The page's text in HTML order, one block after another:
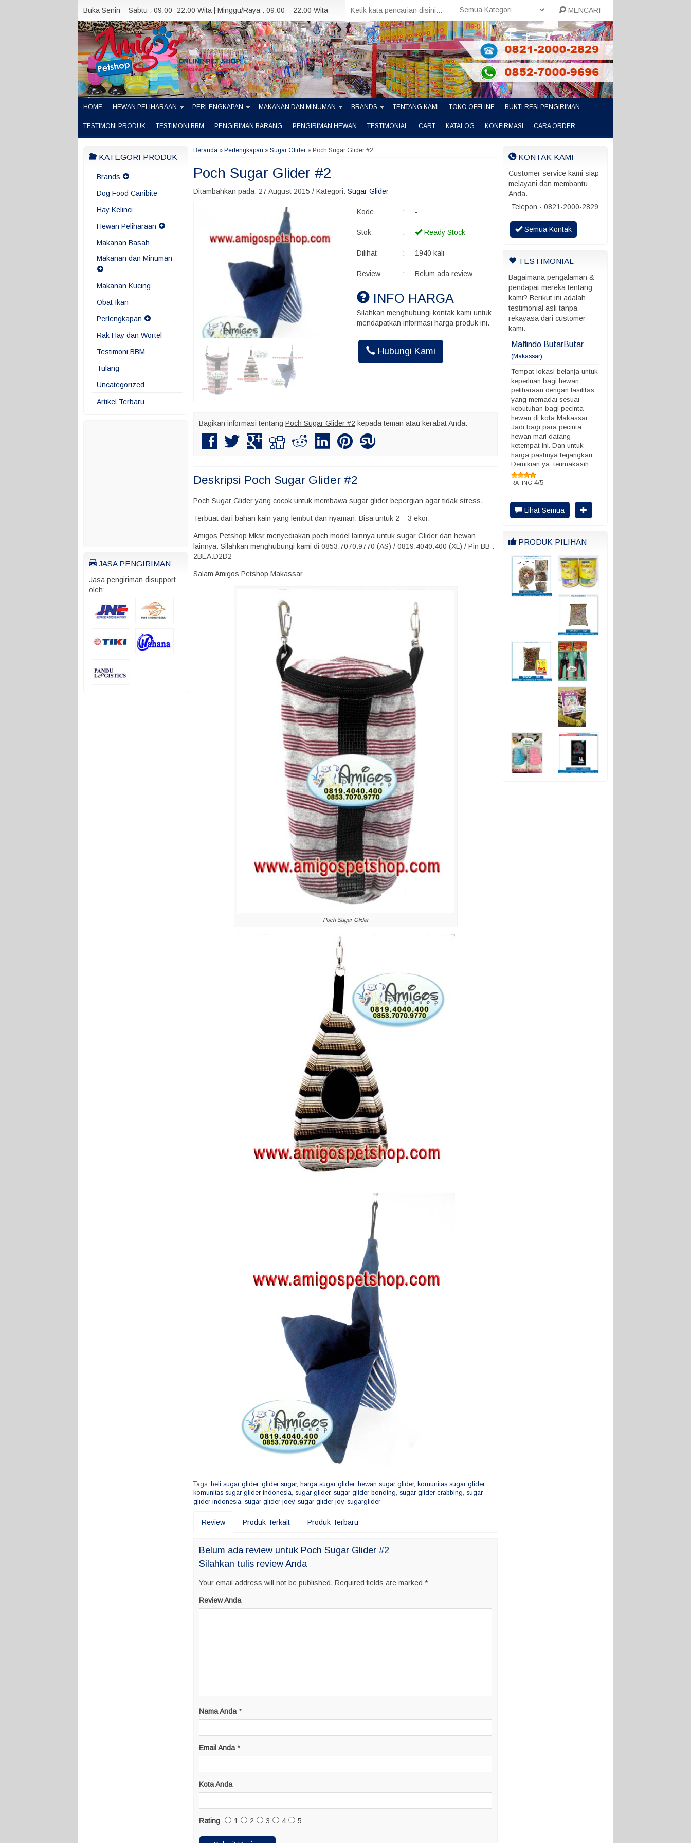
Buka Senin – Sabtu : 09.00 -22.00 Wita | Minggu/Raya : 09.00 – 22.00 Wita MENCARI
HOME HEWAN PELIHARAAN PERLENGKAPAN MAKANAN DAN MINUMAN BRANDS TENTANG KAMI TOKO OFFLINE BUKTI RESI PENGIRIMAN
TESTIMONI PRODUK TESTIMONI BBM PENGIRIMAN BARANG PENGIRIMAN HEWAN TESTIMONIAL CART KATALOG KONFIRMASI CARA ORDER
KATEGORI PRODUK
Brands
Dog Food Canibite
Hay Kelinci
Hewan Peliharaan
Makanan Basah
Makanan dan Minuman
Makanan Kucing
Obat Ikan
Perlengkapan
Rak Hay dan Wortel
Testimoni BBM
Tulang
Uncategorized
Artikel Terbaru
JASA PENGIRIMAN
Jasa pengiriman disupport
oleh:
Beranda » Perlengkapan » Sugar Glider » Poch Sugar Glider #2
Poch Sugar Glider #2
Ditambahkan pada: 27 August 2015 / Kategori: Sugar Glider
Kode : -
Stok : Ready Stock
Dilihat : 1940 kali
Review : Belum ada review
INFO HARGA
Silahkan menghubungi kontak kami untuk
mendapatkan informasi harga produk ini.
Hubungi Kami
Bagikan informasi tentang Poch Sugar Glider #2 kepada teman atau kerabat Anda.
Deskripsi Poch Sugar Glider #2
Poch Sugar Glider yang cocok untuk membawa sugar glider bepergian agar tidak stress.
Terbuat dari bahan kain yang lembut dan nyaman. Bisa untuk 2 – 3 ekor.
Amigos Petshop Mksr menyediakan poch model lainnya untuk sugar Glider dan hewan
lainnya. Silahkan menghubungi kami di 0853.7070.9770 (AS) / 0819.4040.400 (XL) / Pin BB :
2BEA.D2D2
Salam Amigos Petshop Makassar
Poch Sugar Glider
Tags: beli sugar glider, glider sugar, harga sugar glider, hewan sugar glider, komunitas sugar glider,
komunitas sugar glider indonesia, sugar glider, sugar glider bonding, sugar glider crabbing, sugar
glider indonesia, sugar glider joey, sugar glider joy, sugarglider
Review Produk Terkait Produk Terbaru
Belum ada review untuk Poch Sugar Glider #2
Silahkan tulis review Anda
Your email address will not be published. Required fields are marked *
Review Anda
Nama Anda *
Email Anda *
Kota Anda
Rating 1 2 3 4 5
KONTAK KAMI
Customer service kami siap
melayani dan membantu
Anda.
Telepon - 0821-2000-2829
Semua Kontak
TESTIMONIAL
Bagaimana pengalaman &
pendapat mereka tentang
kami? Berikut ini adalah
testimonial asli tanpa
rekayasa dari customer
kami.
Akhmad Insani
Kalo kirim burung ada batas
Maflindo ButarButar
(Makassar)
Tempat lokasi belanja untuk
keperluan bagi hewan
peliharaan dengan fasilitas
yang memadai sesuai
kebutuhan bagi pecinta
hewan di kota Makassar.
Jadi bagi para pecinta
hewan mari datang
ketempat ini. Dan untuk
harga pastinya terjangkau.
Demikian ya. terimakasih
RATING 4/5
Lihat Semua
PRODUK PILIHAN